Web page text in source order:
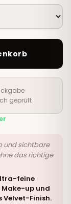
geprüft
und sichtbare
das richtige
feine
up und
Velvet-Finish.